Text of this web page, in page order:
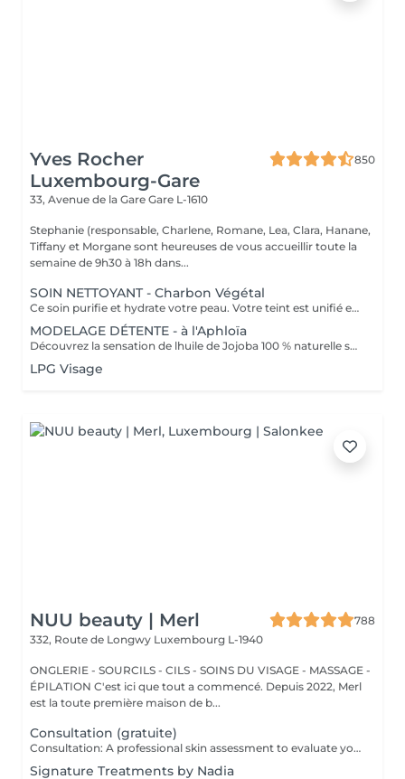
Yves Rocher
Luxembourg-Gare
850
33, Avenue de la Gare Gare L-1610
Stephanie (responsable, Charlene, Romane, Lea, Clara, Hanane,
Tiffany et Morgane sont heureuses de vous accueillir toute la
semaine de 9h30 à 18h dans...
SOIN NETTOYANT - Charbon Végétal
Ce soin purifie et hydrate votre peau. Votre teint est unifié et lumineux, grâce à l' alliance du Charbon Végétal et de l'édulis
MODELAGE DÉTENTE - à l'Aphloïa
Découvrez la sensation de lhuile de Jojoba 100 % naturelle sur votre peau. Nourrie, votre peau retrouve tout son confort. Libéré de ses tensions grâce aux mains habiles de notre esthéticienne, votre visage est détendu. Bénéfices : Nourrie, votre peau retrouve tout son confort.
LPG Visage
NUU beauty | Merl
788
332, Route de Longwy Luxembourg L-1940
ONGLERIE - SOURCILS - CILS - SOINS DU VISAGE - MASSAGE -
ÉPILATION C'est ici que tout a commencé. Depuis 2022, Merl
est la toute première maison de b...
Consultation (gratuite)
Consultation: A professional skin assessment to evaluate your skin condition, discuss your concerns, and recommend the most suitable treatments and home care routine. Consultation&First Procedure: A professional skin assessment to evaluate your skin condition, discuss your concerns, and recommend the most suitable treatments and home care routine. Followed by a customised treatment designed to address your skin's immediate needs. The price will depend on the type of procedure.
Signature Treatments by Nadia